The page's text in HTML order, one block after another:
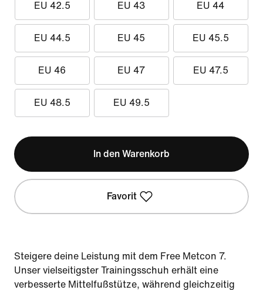
EU 42.5 EU 43 EU 44
EU 44.5 EU 45 EU 45.5
EU 46 EU 47 EU 47.5
EU 48.5 EU 49.5
In den Warenkorb
Favorit
Steigere deine Leistung mit dem Free Metcon 7.
Unser vielseitigster Trainingsschuh erhält eine
verbesserte Mittelfußstütze, während gleichzeitig